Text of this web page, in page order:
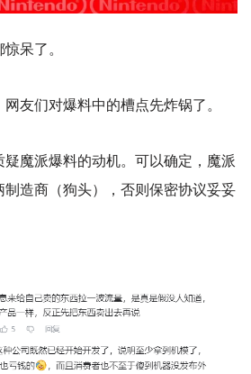
呆了。
友们对爆料中的槽点先炸锅了。
魔派爆料的动机。可以确定，魔派
造商（狗头），否则保密协议妥妥